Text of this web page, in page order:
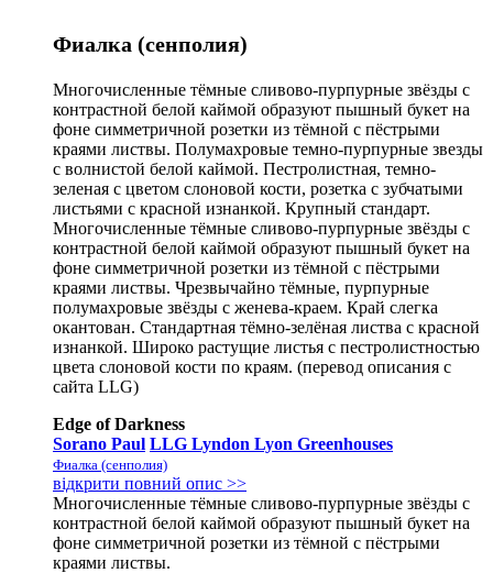
Фиалка (сенполия)
Многочисленные тёмные сливово-пурпурные звёзды с
контрастной белой каймой образуют пышный букет на
фоне симметричной розетки из тёмной с пёстрыми
краями листвы. Полумахровые темно-пурпурные звезды
с волнистой белой каймой. Пестролистная, темно-
зеленая с цветом слоновой кости, розетка с зубчатыми
листьями с красной изнанкой. Крупный стандарт.
Многочисленные тёмные сливово-пурпурные звёзды с
контрастной белой каймой образуют пышный букет на
фоне симметричной розетки из тёмной с пёстрыми
краями листвы. Чрезвычайно тёмные, пурпурные
полумахровые звёзды с женева-краем. Край слегка
окантован. Стандартная тёмно-зелёная листва с красной
изнанкой. Широко растущие листья с пестролистностью
цвета слоновой кости по краям. (перевод описания с
сайта LLG)
Edge of Darkness
Sorano Paul LLG Lyndon Lyon Greenhouses
Фиалка (сенполия)
відкрити повний опис >>
Многочисленные тёмные сливово-пурпурные звёзды с
контрастной белой каймой образуют пышный букет на
фоне симметричной розетки из тёмной с пёстрыми
краями листвы.